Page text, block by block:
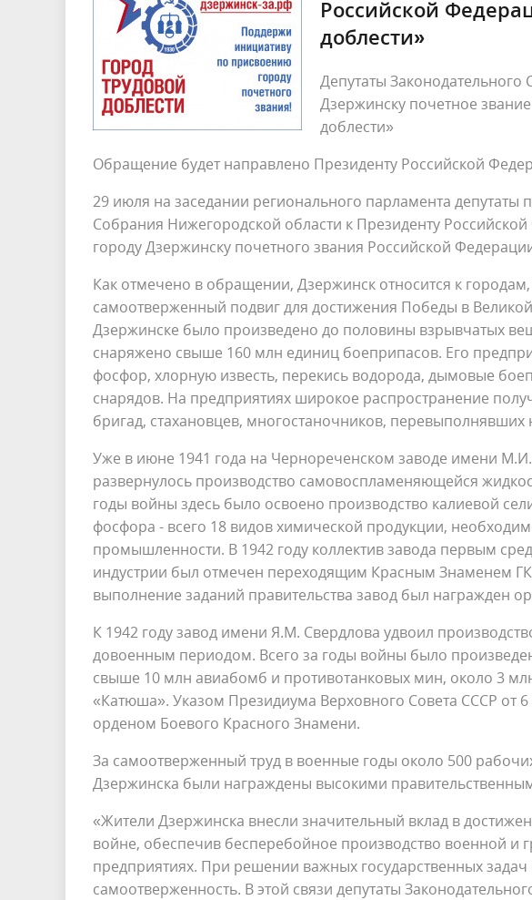
Российской
доблести»
Депутаты
Дзержинску почетное
доблести»
Обращение будет направлено Президенту Российской
29 июля на заседании регионального парламента
Собрания Нижегородской области к Президенту
городу Дзержинску почетного звания Российской
Как отмечено в обращении, Дзержинск относится к
самоотверженный подвиг для достижения Победы в
Дзержинске было произведено до половины взрывчатых
снаряжено свыше 160 млн единиц боеприпасов. Его
фосфор, хлорную известь, перекись водорода, дымовые
снарядов. На предприятиях широкое распространение
бригад, стахановцев, многостаночников,
Уже в июне 1941 года на Чернореченском заводе имени
развернулось производство самовоспламеняющейся
годы войны здесь было освоено производство калиевой
фосфора - всего 18 видов химической продукции,
промышленности. В 1942 году коллектив завода первым
индустрии был отмечен переходящим Красным Знаменем
выполнение заданий правительства завод был награжден
К 1942 году завод имени Я.М. Свердлова удвоил
довоенным периодом. Всего за годы войны было
свыше 10 млн авиабомб и противотанковых мин, около 3
«Катюша». Указом Президиума Верховного Совета СССР от
орденом Боевого Красного Знамени.
За самоотверженный труд в военные годы около 500
Дзержинска были награждены высокими
«Жители Дзержинска внесли значительный вклад в
войне, обеспечив бесперебойное производство военной
предприятиях. При решении важных государственных
самоотверженность. В этой связи депутаты